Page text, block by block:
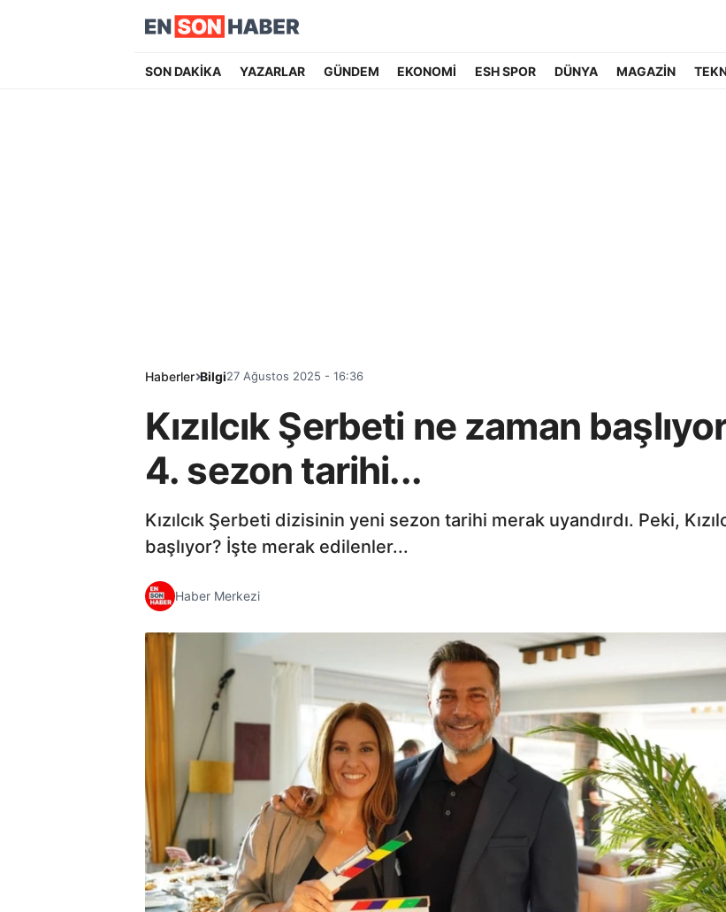
SON DAKİKA YAZARLAR GÜNDEM EKONOMİ ESH SPOR DÜNYA MAGAZİN
Haberler Bilgi27 Ağustos 2025 - 16:36
Kızılcık Şerbeti ne zaman
4. sezon tarihi...
Kızılcık Şerbeti dizisinin yeni sezon tarihi merak uyandırdı. Peki,
başlıyor? İşte merak edilenler...
Haber Merkezi